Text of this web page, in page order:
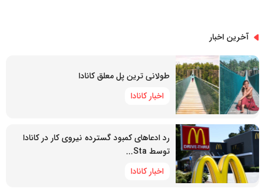
آخرین اخبار
طولانی ترین پل معلق کانادا
اخبار کانادا
رد ادعاهای کمبود گسترده نیروی کار در کانادا
توسط Sta...
اخبار کانادا